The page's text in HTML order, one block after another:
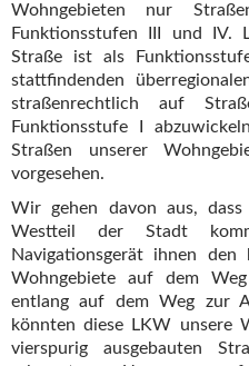
Wohngebieten nur
Funktionsstufen III und IV.
Straße ist als
stattfindenden
straßenrechtlich auf
Funktionsstufe I
Straßen unserer
vorgesehen.
Wir gehen davon aus,
Westteil der Stadt
Navigationsgerät ihnen
Wohngebiete auf dem
entlang auf dem Weg zur
könnten diese LKW unsere
vierspurig ausgebauten